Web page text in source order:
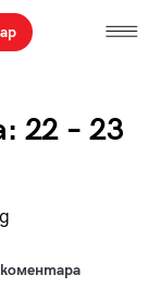
22 – 23